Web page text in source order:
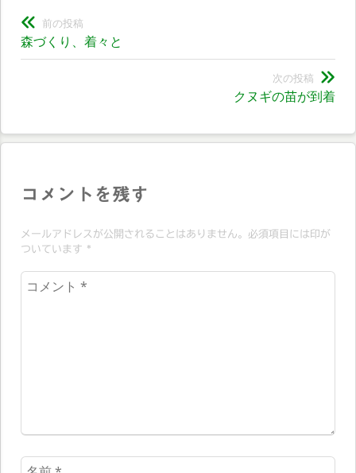
投
稿
ゲ
シ
ン
前の投稿
前
の
森づくり、着々と
次の投稿
次
投
クヌギの苗が到着
コメントを残す
メールアドレスが公開されることはありません。必須項目には印が
ついています *
コ
名